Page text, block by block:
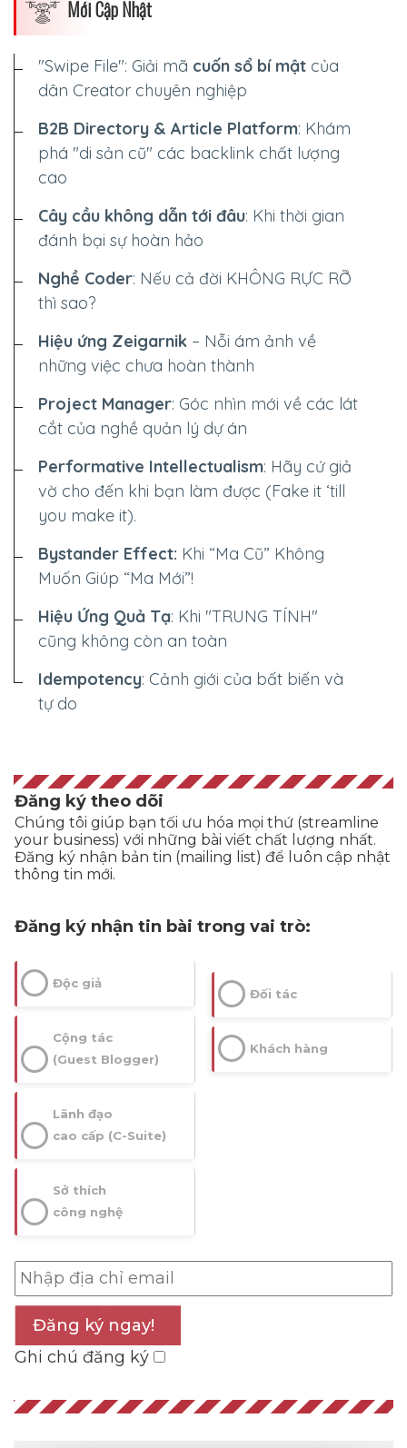
Mới Cập Nhật
"Swipe File": Giải mã cuốn sổ bí mật của
dân Creator chuyên nghiệp
B2B Directory & Article Platform: Khám
phá "di sản cũ" các backlink chất lượng
cao
Cây cầu không dẫn tới đâu: Khi thời gian
đánh bại sự hoàn hảo
Nghề Coder: Nếu cả đời KHÔNG RỰC RỠ
thì sao?
Hiệu ứng Zeigarnik – Nỗi ám ảnh về
những việc chưa hoàn thành
Project Manager: Góc nhìn mới về các lát
cắt của nghề quản lý dự án
Performative Intellectualism: Hãy cứ giả
vờ cho đến khi bạn làm được (Fake it ‘till
you make it).
Bystander Effect: Khi “Ma Cũ” Không
Muốn Giúp “Ma Mới”!
Hiệu Ứng Quả Tạ: Khi "TRUNG TÍNH"
cũng không còn an toàn
Idempotency: Cảnh giới của bất biến và
tự do
Đăng ký theo dõi
Chúng tôi giúp bạn tối ưu hóa mọi thứ (streamline
your business) với những bài viết chất lượng nhất.
Đăng ký nhận bản tin (mailing list) để luôn cập nhật
thông tin mới.
Đăng ký nhận tin bài trong vai trò:
Độc giả
Cộng tác
(Guest Blogger)
Lãnh đạo
cao cấp (C-Suite)
Sở thích
công nghệ
Đối tác
Khách hàng
Đăng ký ngay!
Ghi chú đăng ký